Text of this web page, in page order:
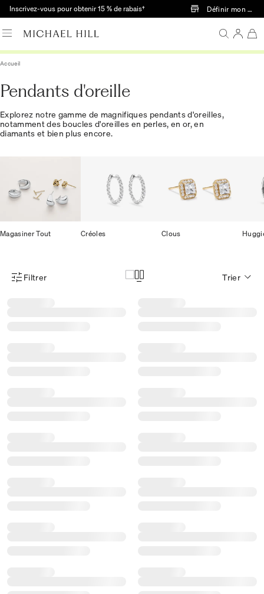
Passer au contenu principal
Inscrivez-vous pour obtenir 15 % de rabais† Définir mon
Accueil
Pendants d'oreille
Explorez notre gamme de magnifiques pendants d'oreilles,
notamment des boucles d'oreilles en perles, en or, en
diamants et bien plus encore.
Magasiner Tout Créoles Clous
Menu des filtres d'articles
Filtrer Trier